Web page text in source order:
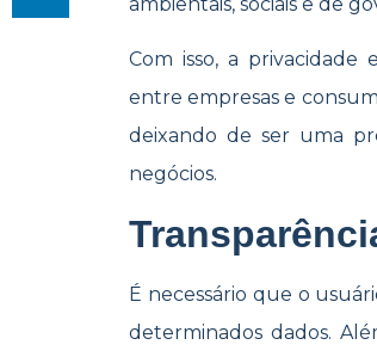
Com isso, a privacidade
entre empresas e
deixando de ser uma
negócios.
É necessário que o
determinados dados.